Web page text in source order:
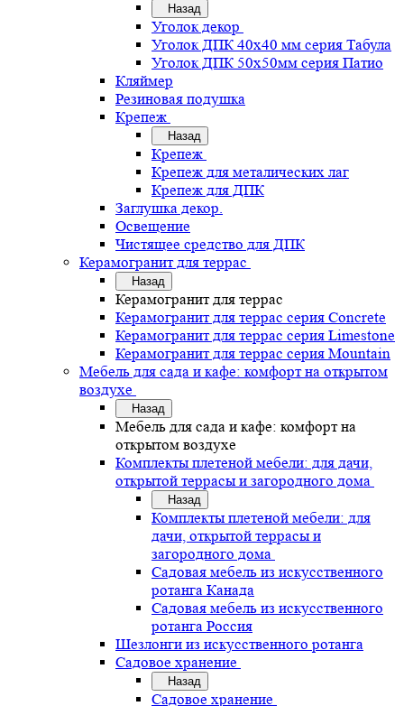
Назад
Уголок декор
Уголок ДПК 40х40 мм серия Табула
Уголок ДПК 50х50мм серия Патио
Кляймер
Резиновая подушка
Крепеж
Назад
Крепеж
Крепеж для металических лаг
Крепеж для ДПК
Заглушка декор.
Освещение
Чистящее средство для ДПК
Керамогранит для террас
Назад
Керамогранит для террас
Керамогранит для террас серия Concrete
Керамогранит для террас серия Limestone
Керамогранит для террас серия Mountain
Мебель для сада и кафе: комфорт на открытом
воздухе
Назад
Мебель для сада и кафе: комфорт на
открытом воздухе
Комплекты плетеной мебели: для дачи,
открытой террасы и загородного дома
Назад
Комплекты плетеной мебели: для
дачи, открытой террасы и
загородного дома
Садовая мебель из искусственного
ротанга Канада
Садовая мебель из искусственного
ротанга Россия
Шезлонги из искусственного ротанга
Садовое хранение
Назад
Садовое хранение